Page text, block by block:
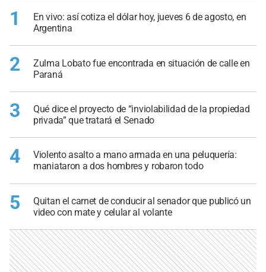
1
En vivo: así cotiza el dólar hoy, jueves 6 de agosto, en
Argentina
2
Zulma Lobato fue encontrada en situación de calle en
Paraná
3
Qué dice el proyecto de “inviolabilidad de la propiedad
privada” que tratará el Senado
4
Violento asalto a mano armada en una peluquería:
maniataron a dos hombres y robaron todo
5
Quitan el carnet de conducir al senador que publicó un
video con mate y celular al volante